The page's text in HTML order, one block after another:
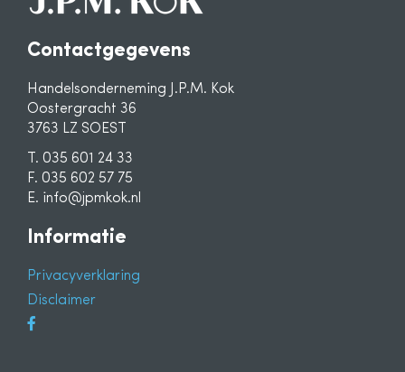
Contactgegevens
Handelsonderneming J.P.M. Kok
Oostergracht 36
3763 LZ SOEST
T. 035 601 24 33
F. 035 602 57 75
E. info@jpmkok.nl
Informatie
Privacyverklaring
Disclaimer